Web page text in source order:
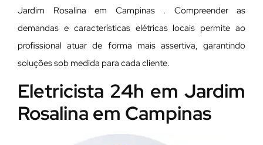
Jardim Rosalina em Campinas . Compreender as
demandas e características elétricas locais permite ao
profissional atuar de forma mais assertiva, garantindo
soluções sob medida para cada cliente.
Eletricista 24h em Jardim
Rosalina em Campinas